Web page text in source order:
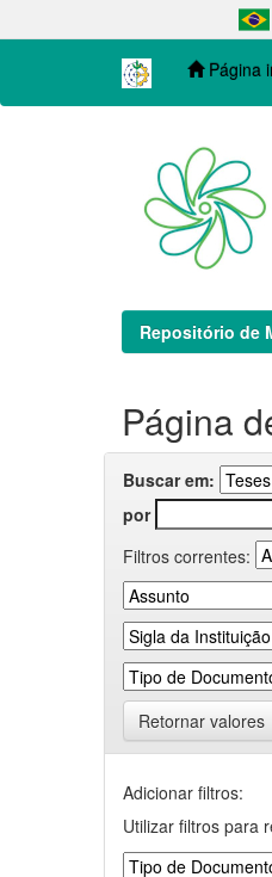
navigation
Página
Repositório de
Página
Buscar em:
por
Filtros correntes:
Retornar valores
Adicionar filtros:
Utilizar filtros para